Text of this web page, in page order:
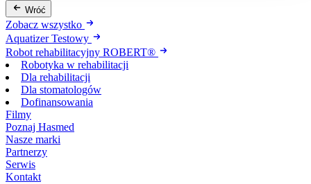
Wróć
Zobacz wszystko
Aquatizer Testowy
Robot rehabilitacyjny ROBERT®
Robotyka w rehabilitacji
Dla rehabilitacji
Dla stomatologów
Dofinansowania
Filmy
Poznaj Hasmed
Nasze marki
Partnerzy
Serwis
Kontakt